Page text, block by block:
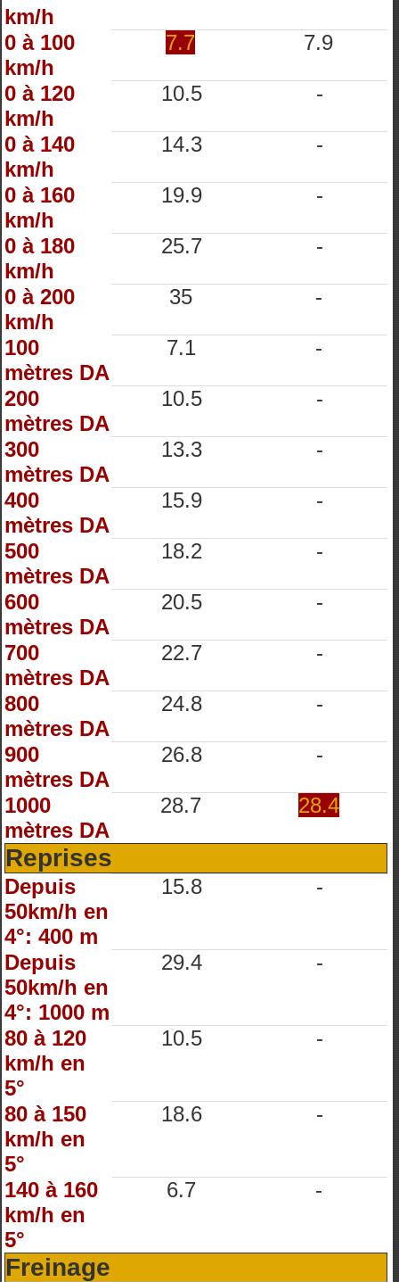
km/h
0 à 100
km/h
7.7 7.9
0 à 120
km/h
10.5 -
0 à 140
km/h
14.3 -
0 à 160
km/h
19.9 -
0 à 180
km/h
25.7 -
0 à 200
km/h
35 -
100
mètres DA
7.1 -
200
mètres DA
10.5 -
300
mètres DA
13.3 -
400
mètres DA
15.9 -
500
mètres DA
18.2 -
600
mètres DA
20.5 -
700
mètres DA
22.7 -
800
mètres DA
24.8 -
900
mètres DA
26.8 -
1000
mètres DA
28.7 28.4
Reprises
Depuis
50km/h en
4°: 400 m
15.8 -
Depuis
50km/h en
4°: 1000 m
29.4 -
80 à 120
km/h en
5°
10.5 -
80 à 150
km/h en
5°
18.6 -
140 à 160
km/h en
5°
6.7 -
Freinage